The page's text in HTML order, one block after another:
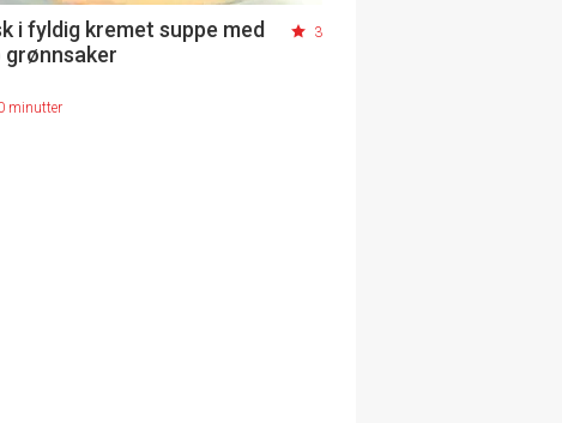
i fyldig kremet suppe med
grønnsaker
3
minutter